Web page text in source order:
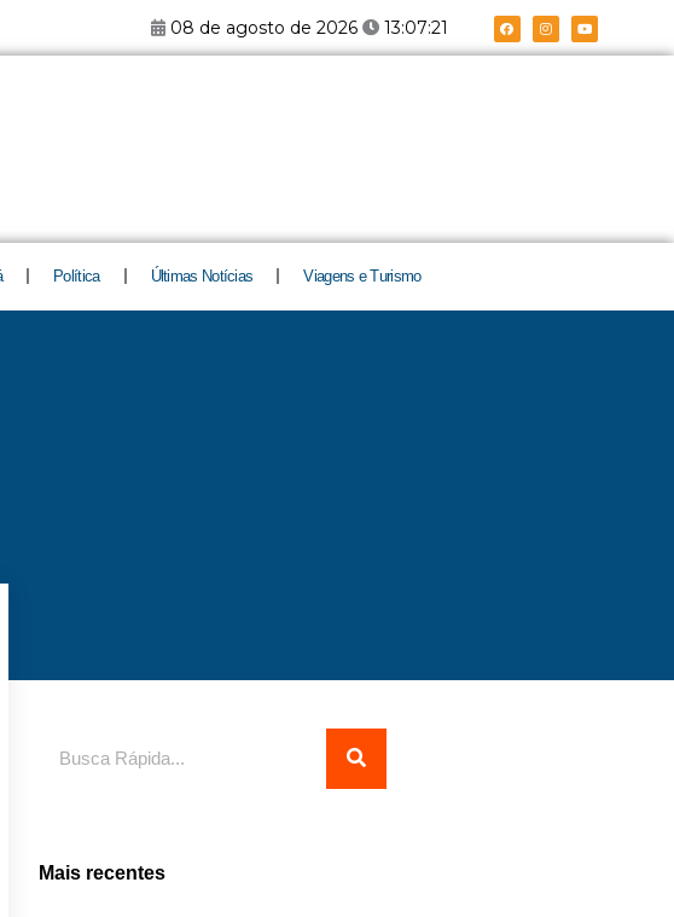
08 de agosto de 2026 13:07:22 F
a
c
e
I
n
s
t
Y
o
u
t
Política Últimas Notícias Viagens e Turismo
Mais recentes